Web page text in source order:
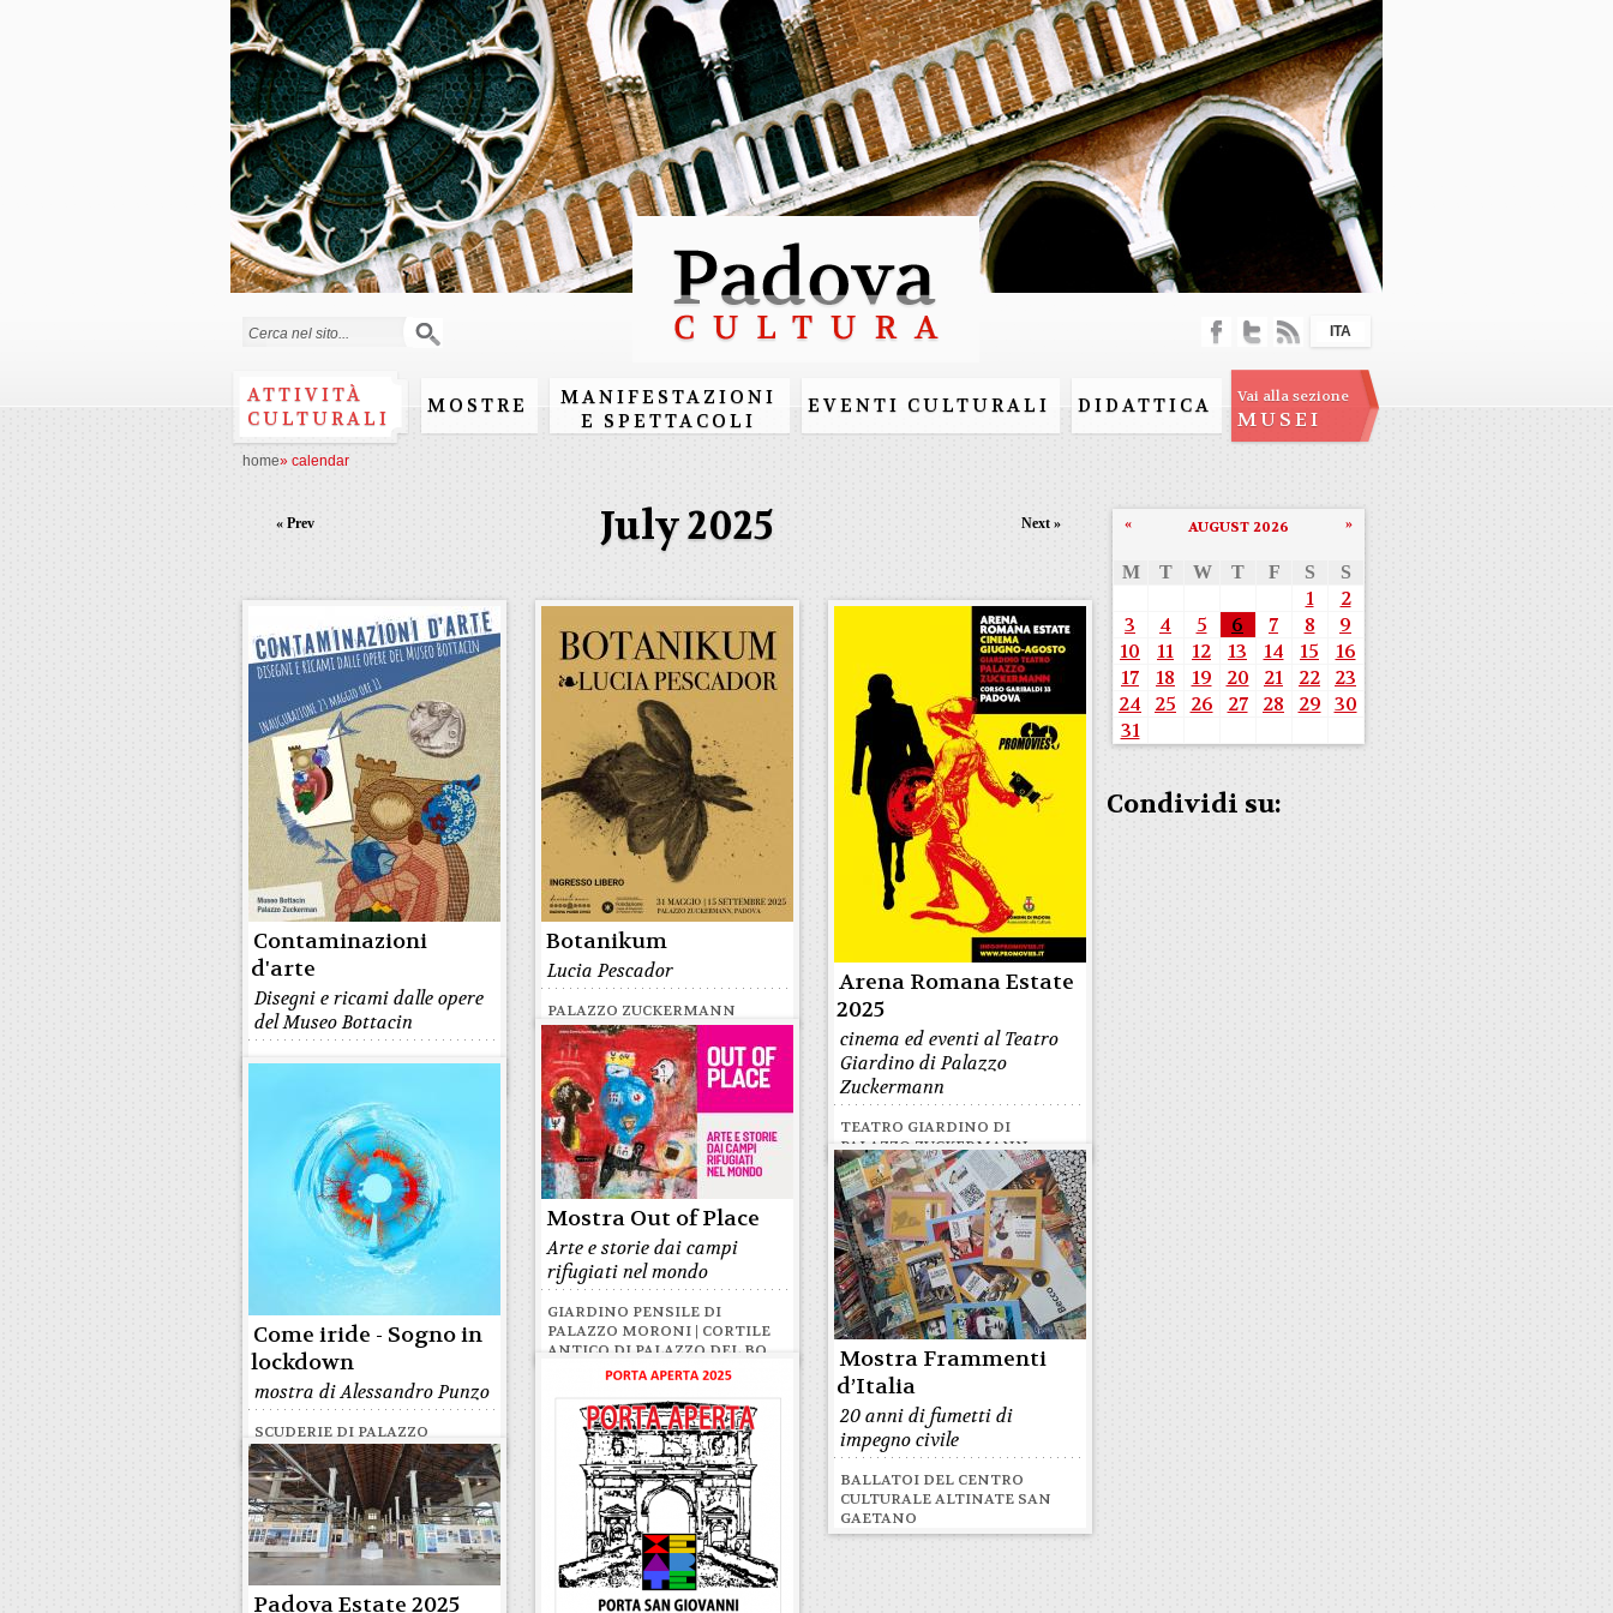
Skip to
main
content
ATTIVITÀ
CULTURALI
MOSTRE
MANIFESTAZIONI
E SPETTACOLI
EVENTI CULTURALI DIDATTICA Vai alla sezione
MUSEI
ITA
home» calendar
July 2025
« Prev Next »
Contaminazioni
d'arte
Disegni e ricami dalle opere
del Museo Bottacin
MUSEO BOTTACIN A PALAZZO
Botanikum
Lucia Pescador
PALAZZO ZUCKERMANN
Arena Romana Estate
2025
cinema ed eventi al Teatro
Giardino di Palazzo
Zuckermann
TEATRO GIARDINO DI
PALAZZO ZUCKERMANN
Mostra Out of Place
Arte e storie dai campi
rifugiati nel mondo
GIARDINO PENSILE DI
PALAZZO MORONI | CORTILE
ANTICO DI PALAZZO DEL BO
Come iride - Sogno in
lockdown
mostra di Alessandro Punzo
SCUDERIE DI PALAZZO
MORONI
Mostra Frammenti
d’Italia
20 anni di fumetti di
impegno civile
BALLATOI DEL CENTRO
CULTURALE ALTINATE SAN
GAETANO
Padova Estate 2025
AUGUST 2026
« »
M T W T F S S
1
2
3
4 5 6 7 8
9
10
11 12 13 14 15
16
17
18 19 20 21 22
23
24
25 26 27 28 29 30
31
Condividi su: